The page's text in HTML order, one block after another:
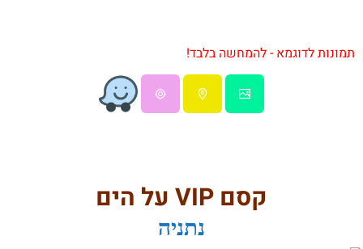
תמונות לדוגמא - להמחשה בלבד!
קסם VIP על הים
נתניה